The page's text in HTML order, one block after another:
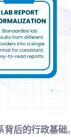
背后的行政基础。